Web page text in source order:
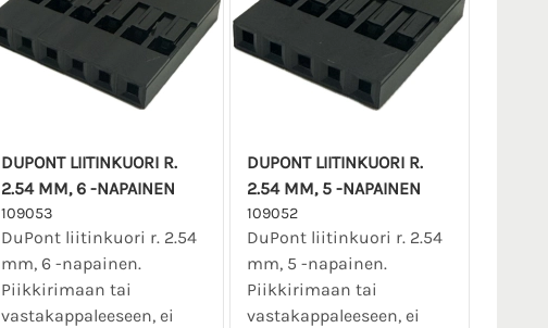
DUPONT LIITINKUORI R.
2.54 MM, 6 -NAPAINEN
109053
DuPont liitinkuori r. 2.54
mm, 6 -napainen.
Piikkirimaan tai
vastakappaleeseen, ei
DUPONT LIITINKUORI R.
2.54 MM, 5 -NAPAINEN
109052
DuPont liitinkuori r. 2.54
mm, 5 -napainen.
Piikkirimaan tai
vastakappaleeseen, ei